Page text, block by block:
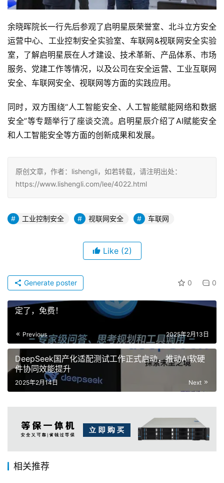
余晓晖院长一行先后参观了启明星辰荣誉室、北斗立方安全
运营中心、工业控制安全实验室、车联网&视联网安全实验
室，了解启明星辰在人才建设、技术革新、产品体系、市场
服务、党建工作等情况，以及公司在安全运营、工业互联网
安全、车联网安全、视联网等方面的实践应用。
同时，双方围绕“人工智能安全、人工智能赋能网络和数据
安全”等专题举行了座谈交流。启明星辰介绍了AI赋能安全
和人工智能安全等方面的创新成果和发展。
原创文章，作者：lishengli，如若转载，请注明出处：
https://www.lishengli.com/lee/4022.html
工业控制安全 视联网安全 车联网
Like (2)
0 0
Generate poster
定了，免费！
Previous 2025年2月13日
DeepSeek国产化适配测试工作正式启动，推动AI软硬
件协同效能提升
Next
2025年2月14日
相关推荐